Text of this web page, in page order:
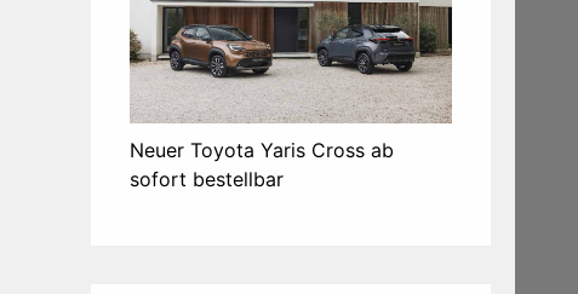
Neuer Toyota Yaris Cross ab
sofort bestellbar